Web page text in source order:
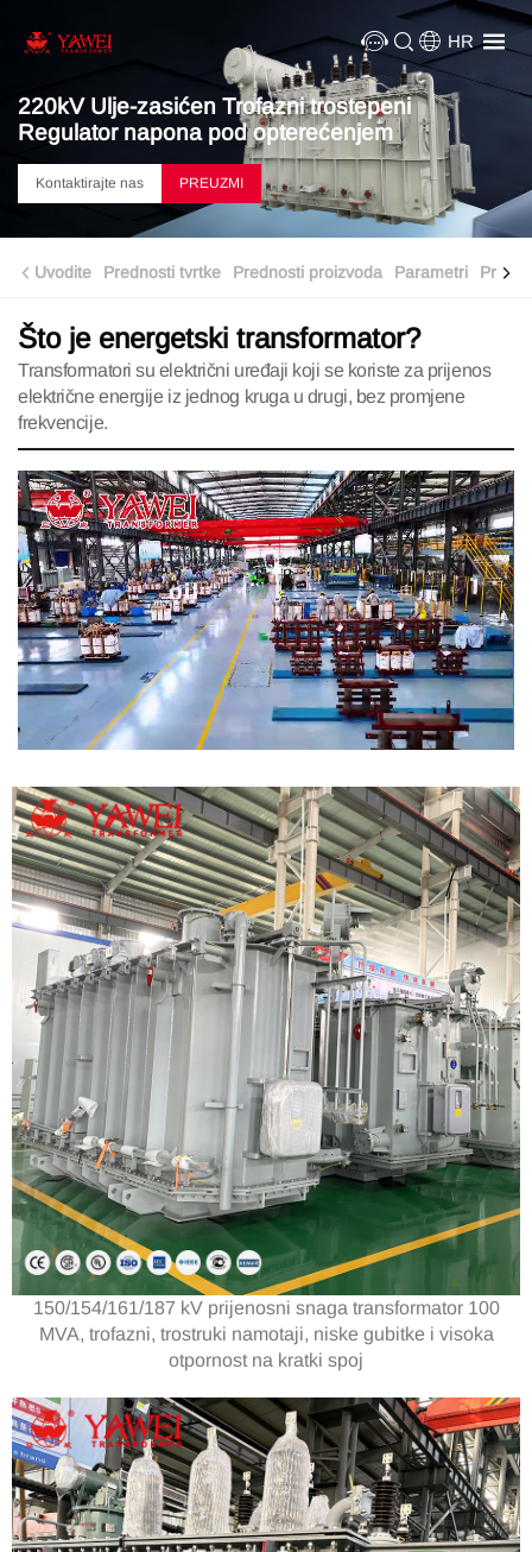
HR
220kV Ulje-zasićen Trofazni trostepeni
Regulator napona pod opterećenjem
Kontaktirajte nas PREUZMI
Uvodite Prednosti tvrtke Prednosti proizvoda Parametri Prijave
Što je energetski transformator?
Transformatori su električni uređaji koji se koriste za prijenos
električne energije iz jednog kruga u drugi, bez promjene
frekvencije.
150/154/161/187 kV prijenosni snaga transformator 100
MVA, trofazni, trostruki namotaji, niske gubitke i visoka
otpornost na kratki spoj